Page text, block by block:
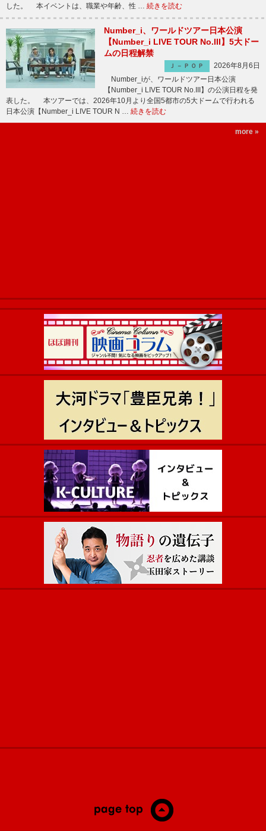
した。 本イベントは、職業や年齢、性 … 続きを読む
Number_i、ワールドツアー日本公演
【Number_i LIVE TOUR No.III】5大ドー
ムの日程解禁
Ｊ－ＰＯＰ
2026年8月6日
Number_iが、ワールドツアー日本公演
【Number_i LIVE TOUR No.III】の公演日程を発
表した。 本ツアーでは、2026年10月より全国5都市の5大ドームで行われる
日本公演【Number_i LIVE TOUR N … 続きを読む
more »